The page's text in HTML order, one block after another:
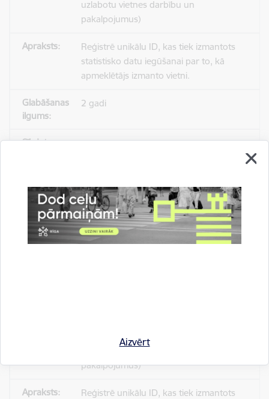
Aizvērt
uzlabotu vietnes darbību un
pakalpojumus)
Reģistrē unikālu ID, kas tiek izmantots
statistisko datu iegūšanai par to, kā
apmeklētājs izmanto vietni.
2 gadi
_gat
uzlabotu vietnes darbību un
pakalpojumus)
Izmanto Google Analytics, lai samazinātu
pieprasījuma līmeni.
Statistikas sīkdatnes (nepieciešamas, lai
uzlabotu vietnes darbību un
pakalpojumus)
Reģistrē unikālu ID, kas tiek izmantots